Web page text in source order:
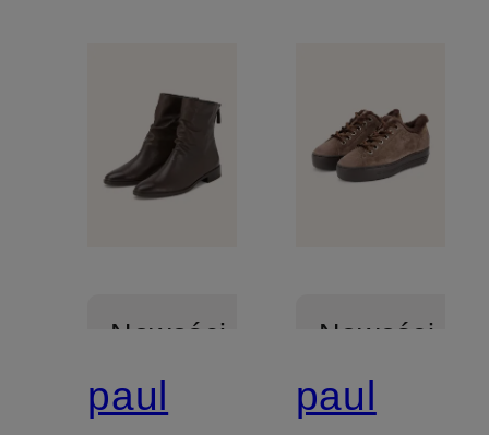
Nowości
Z
paul
Nowości
Z
paul